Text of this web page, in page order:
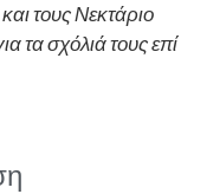
τους Νεκτάριο
τα σχόλιά τους επί